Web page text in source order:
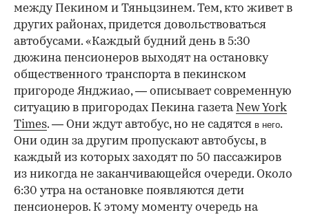
между Пекином и Тяньцзинем. Тем, кто живет в
других районах, придется довольствоваться
автобусами. «Каждый будний день в 5:30
дюжина пенсионеров выходят на остановку
общественного транспорта в пекинском
пригороде Янджиао, — описывает современную
ситуацию в пригородах Пекина газета New York
Times. — Они ждут автобус, но не садятся в него.
Они один за другим пропускают автобусы, в
каждый из которых заходят по 50 пассажиров
из никогда не заканчивающейся очереди. Около
6:30 утра на остановке появляются дети
пенсионеров. К этому моменту очередь на